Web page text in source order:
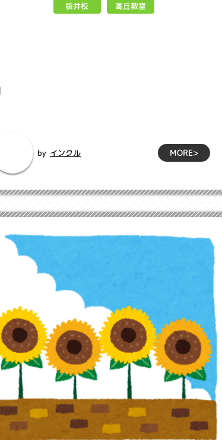
袋井校 高丘教室
by インクル MORE>